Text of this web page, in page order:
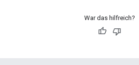
War das hilfreich?